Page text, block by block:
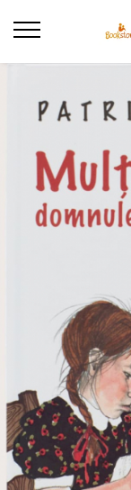
Accesorii
Carte copii -
Carte adulți
Carte copii - raftul
Ham-Ham
Pentru el
Pettson și Findus
Vederi
Vouchere Cadou